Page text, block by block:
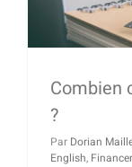
Combien
?
Par Dorian
English,